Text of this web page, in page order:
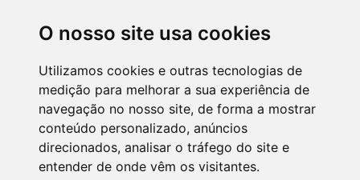
O nosso site usa cookies
Utilizamos cookies e outras tecnologias de
medição para melhorar a sua experiência de
navegação no nosso site, de forma a mostrar
conteúdo personalizado, anúncios
direcionados, analisar o tráfego do site e
entender de onde vêm os visitantes.